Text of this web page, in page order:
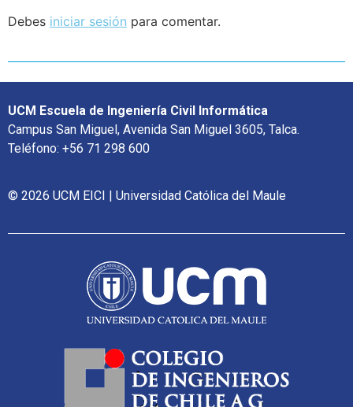
Debes iniciar sesión para comentar.
UCM Escuela de Ingeniería Civil Informática
Campus San Miguel, Avenida San Miguel 3605, Talca.
Teléfono: +56 71 298 600
© 2026 UCM EICI | Universidad Católica del Maule